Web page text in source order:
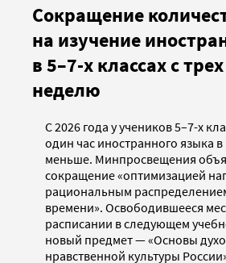
Сокращение
на изучение
в 5–7-х классах с
неделю
С 2026 года у учеников 5–7-х
один час иностранного языка
меньше. Минпросвещения
сокращение «оптимизацией
рациональным
времени». Освободившееся
расписании в следующем
новый предмет — «Основы
нравственной культуры